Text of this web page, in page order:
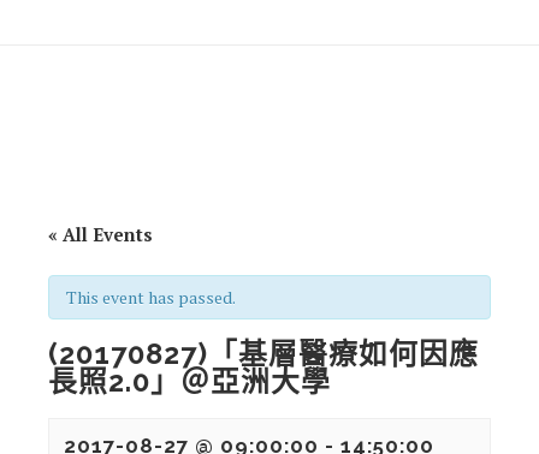
« All Events
This event has passed.
(20170827)「基層醫療如何因應
長照2.0」＠亞洲大學
2017-08-27 @ 09:00:00 - 14:50:00